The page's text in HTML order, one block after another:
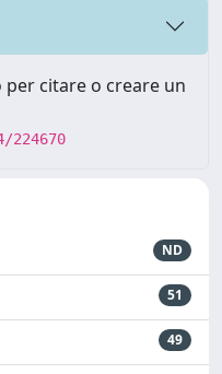
citare o creare un
ND
51
49